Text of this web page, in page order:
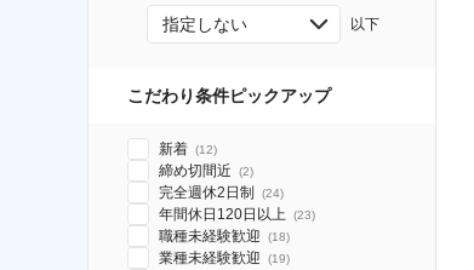
指定しない 以下
こだわり条件ピックアップ
新着 (12)
締め切間近 (2)
完全週休2日制 (24)
年間休日120日以上 (23)
職種未経験歓迎 (18)
業種未経験歓迎 (19)